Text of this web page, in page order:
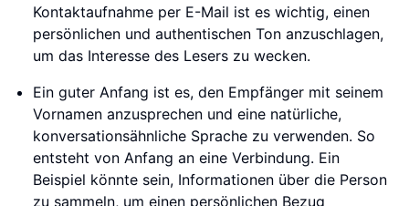
Kontaktaufnahme per E-Mail ist es wichtig, einen
persönlichen und authentischen Ton anzuschlagen,
um das Interesse des Lesers zu wecken.
Ein guter Anfang ist es, den Empfänger mit seinem
Vornamen anzusprechen und eine natürliche,
konversationsähnliche Sprache zu verwenden. So
entsteht von Anfang an eine Verbindung. Ein
Beispiel könnte sein, Informationen über die Person
zu sammeln, um einen persönlichen Bezug